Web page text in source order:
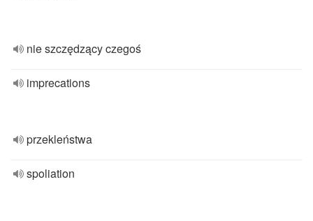
nie szczędzący czegoś
imprecations
przekleństwa
spoliation